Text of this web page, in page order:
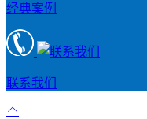
经典案例
联系我们